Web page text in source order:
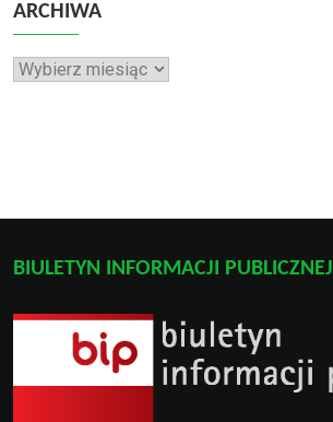
ARCHIWA
Archiwa
BIULETYN INFORMACJI PUBLICZNEJ